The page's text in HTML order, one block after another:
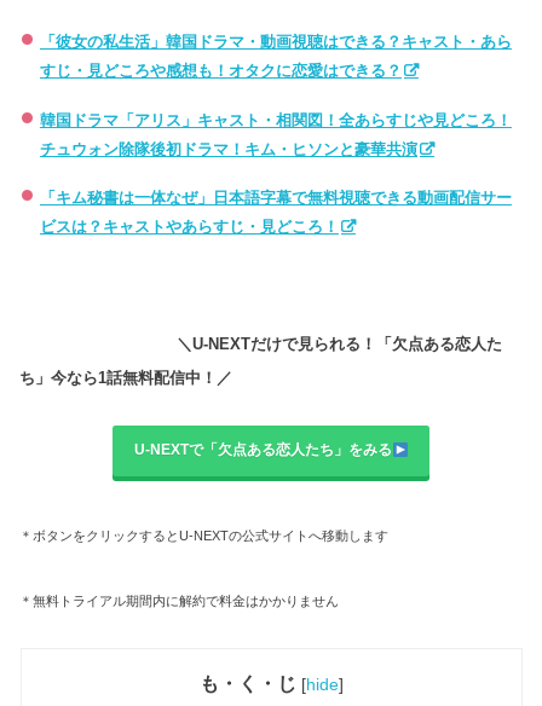
「彼女の私生活」韓国ドラマ・動画視聴はできる？キャスト・あら
すじ・見どころや感想も！オタクに恋愛はできる？
韓国ドラマ「アリス」キャスト・相関図！全あらすじや見どころ！
チュウォン除隊後初ドラマ！キム・ヒソンと豪華共演
「キム秘書は一体なぜ」日本語字幕で無料視聴できる動画配信サー
ビスは？キャストやあらすじ・見どころ！
＼U-NEXTだけで見られる！「欠点ある恋人た
ち」今なら1話無料配信中！／
U-NEXTで「欠点ある恋人たち」をみる
＊ボタンをクリックするとU-NEXTの公式サイトへ移動します
＊無料トライアル期間内に解約で料金はかかりません
も・く・じ [hide]